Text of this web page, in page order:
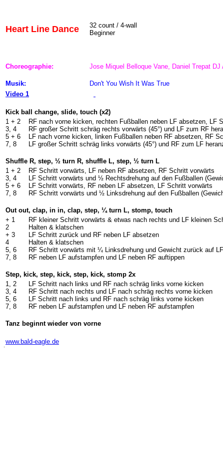
Heart Line Dance
32 count / 4-wall
Beginner
Choreographie: Jose Miquel Belloque Vane, Daniel Trepat DJ
Musik: Don't You Wish It Was True
Video 1
Kick ball change, slide, touch (x2)
1 + 2
3, 4
5 + 6
7, 8
RF nach vorne kicken, rechten Fußballen neben LF absetzen, LF
RF großer Schritt schräg rechts vorwärts (45°) und LF zum RF
LF nach vorne kicken, linken Fußballen neben RF absetzen, RF
LF großer Schritt schräg links vorwärts (45°) und RF zum LF
Shuffle R, step, ½ turn R, shuffle L, step, ½ turn L
1 + 2
3, 4
5 + 6
7, 8
RF Schritt vorwärts, LF neben RF absetzen, RF Schritt vorwärts
LF Schritt vorwärts und ½ Rechtsdrehung auf den Fußballen
LF Schritt vorwärts, RF neben LF absetzen, LF Schritt vorwärts
RF Schritt vorwärts und ½ Linksdrehung auf den Fußballen
Out out, clap, in in, clap, step, ¼ turn L, stomp, touch
+ 1
2
+ 3
4
5, 6
7, 8
RF kleiner Schritt vorwärts & etwas nach rechts und LF kleinen
Halten & klatschen
LF Schritt zurück und RF neben LF absetzen
Halten & klatschen
RF Schritt vorwärts mit ¼ Linksdrehung und Gewicht zurück auf LF
RF neben LF aufstampfen und LF neben RF auftippen
Step, kick, step, kick, step, kick, stomp 2x
1, 2
3, 4
5, 6
7, 8
LF Schritt nach links und RF nach schräg links vorne kicken
RF Schritt nach rechts und LF nach schräg rechts vorne kicken
LF Schritt nach links und RF nach schräg links vorne kicken
RF neben LF aufstampfen und LF neben RF aufstampfen
Tanz beginnt wieder von vorne
www.bald-eagle.de